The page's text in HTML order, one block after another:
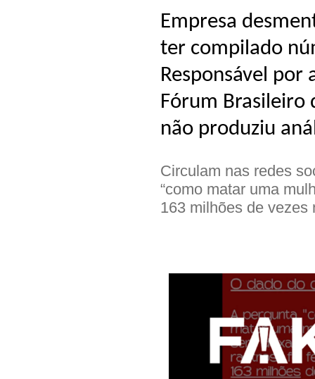
Empresa
ter compilado
Responsável
Fórum Brasileiro
não produziu
Circulam nas redes
“como matar uma
163 milhões de